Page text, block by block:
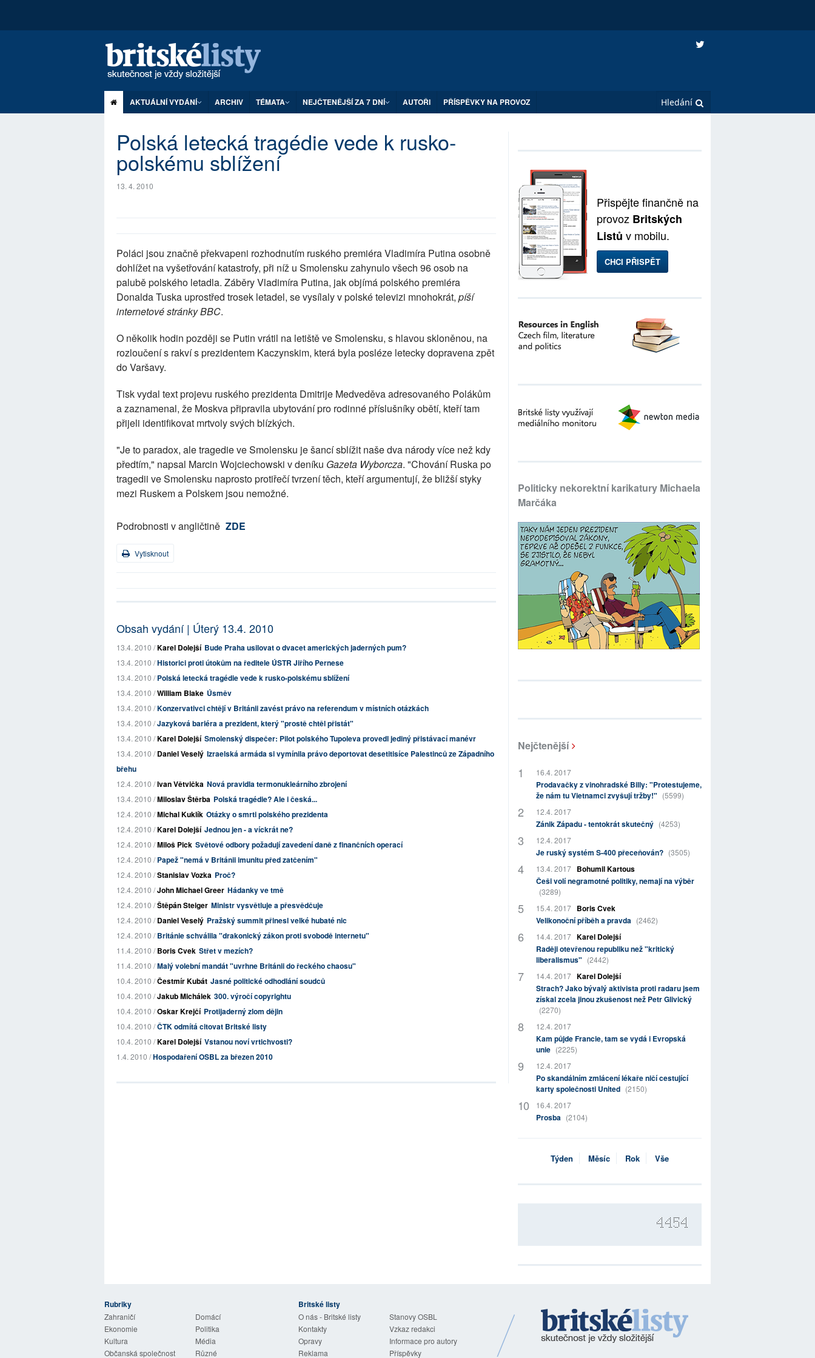
AKTUÁLNÍ VYDÁNÍ ARCHIV TÉMATA NEJČTENĚJŠÍ ZA 7 DNÍ AUTOŘI PŘÍSPĚVKY NA PROVOZ
Polská letecká tragédie vede k rusko-
polskému sblížení
13. 4. 2010
Poláci jsou značně překvapeni rozhodnutím ruského premiéra Vladimíra Putina osobně
dohlížet na vyšetřování katastrofy, při níž u Smolensku zahynulo všech 96 osob na
palubě polského letadla. Záběry Vladimíra Putina, jak objímá polského premiéra
Donalda Tuska uprostřed trosek letadel, se vysílaly v polské televizi mnohokrát, píší
internetové stránky BBC.
O několik hodin později se Putin vrátil na letiště ve Smolensku, s hlavou skloněnou, na
rozloučení s rakví s prezidentem Kaczynskim, která byla posléze letecky dopravena zpět
do Varšavy.
Tisk vydal text projevu ruského prezidenta Dmitrije Medveděva adresovaného Polákům
a zaznamenal, že Moskva připravila ubytování pro rodinné příslušníky obětí, kteří tam
přijeli identifikovat mrtvoly svých blízkých.
"Je to paradox, ale tragedie ve Smolensku je šancí sblížit naše dva národy více než kdy
předtím," napsal Marcin Wojciechowski v deníku Gazeta Wyborcza. "Chování Ruska po
tragedii ve Smolensku naprosto protiřečí tvrzení těch, kteří argumentují, že bližší styky
mezi Ruskem a Polskem jsou nemožné.
Podrobnosti v angličtině ZDE
Vytisknout
Obsah vydání | Úterý 13.4. 2010
13.4. 2010 /Karel Dolejší Bude Praha usilovat o dvacet amerických jaderných pum?
13.4. 2010 /Historici proti útokům na ředitele ÚSTR Jiřího Pernese
13.4. 2010 /Polská letecká tragédie vede k rusko-polskému sblížení
13.4. 2010 /William Blake Úsměv
13.4. 2010 /Konzervativci chtějí v Británii zavést právo na referendum v místních otázkách
13.4. 2010 /Jazyková bariéra a prezident, který "prostě chtěl přistát"
13.4. 2010 /Karel Dolejší Smolenský dispečer: Pilot polského Tupoleva provedl jediný přistávací manévr
13.4. 2010 /Daniel Veselý Izraelská armáda si vymínila právo deportovat desetitisíce Palestinců ze Západního
břehu
12.4. 2010 /Ivan Větvička Nová pravidla termonukleárního zbrojení
13.4. 2010 /Miloslav Štěrba Polská tragédie? Ale i česká...
12.4. 2010 /Michal Kuklík Otázky o smrti polského prezidenta
12.4. 2010 /Karel Dolejší Jednou jen - a víckrát ne?
12.4. 2010 /Miloš Pick Světové odbory požadují zavedení daně z finančních operací
12.4. 2010 /Papež "nemá v Británii imunitu před zatčením"
12.4. 2010 /Stanislav Vozka Proč?
12.4. 2010 /John Michael Greer Hádanky ve tmě
12.4. 2010 /Štěpán Steiger Ministr vysvětluje a přesvědčuje
12.4. 2010 /Daniel Veselý Pražský summit přinesl velké hubaté nic
12.4. 2010 /Británie schválila "drakonický zákon proti svobodě internetu"
11.4. 2010 /Boris Cvek Střet v mezích?
11.4. 2010 /Malý volební mandát "uvrhne Británii do řeckého chaosu"
10.4. 2010 /Čestmír Kubát Jasné politické odhodlání soudců
10.4. 2010 /Jakub Michálek 300. výročí copyrightu
10.4. 2010 /Oskar Krejčí Protijaderný zlom dějin
10.4. 2010 /ČTK odmítá citovat Britské listy
10.4. 2010 /Karel Dolejší Vstanou noví vrtichvosti?
1.4. 2010 /Hospodaření OSBL za březen 2010
Přispějte finančně na
provoz Britských
Listů v mobilu.
CHCI PŘISPĚT
Politicky nekorektní karikatury Michaela
Marčáka
Nejčtenější
16.4. 2017
Prodavačky z vinohradské Billy: "Protestujeme,
že nám tu Vietnamci zvyšují tržby!" (5599)
12.4. 2017
Zánik Západu - tentokrát skutečný (4253)
12.4. 2017
Je ruský systém S-400 přeceňován? (3505)
13.4. 2017
Bohumil Kartous
Češi volí negramotné politiky, nemají na výběr
(3289)
15.4. 2017
Boris Cvek
Velikonoční příběh a pravda (2462)
14.4. 2017 Karel Dolejší
Raději otevřenou republiku než "kritický
liberalismus" (2442)
14.4. 2017 Karel Dolejší
Strach? Jako bývalý aktivista proti radaru jsem
získal zcela jinou zkušenost než Petr Glivický
(2270)
12.4. 2017
Kam půjde Francie, tam se vydá i Evropská
unie (2225)
12.4. 2017
Po skandálním zmlácení lékaře ničí cestující
karty společnosti United (2150)
16.4. 2017
Prosba (2104)
Týden Měsíc Rok Vše
4454
Rubriky
Zahraničí
Domácí
Ekonomie
Politika
Kultura
Média
Občanská společnost
Různé
Britské listy
O nás - Britské listy
Stanovy OSBL
Kontakty
Vzkaz redakci
Opravy
Informace pro autory
Reklama
Příspěvky